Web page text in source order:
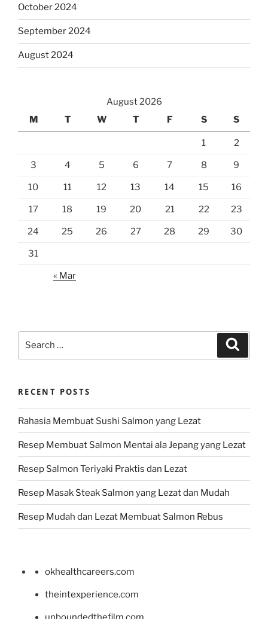
October 2024
September 2024
August 2024
August 2026
M
T W T F S S
1 2
3 4 5 6 7 8 9
10 11 12 13 14 15 16
17 18 19 20 21 22 23
24 25 26 27 28 29 30
31
« Mar
RECENT POSTS
Rahasia Membuat Sushi Salmon yang Lezat
Resep Membuat Salmon Mentai ala Jepang yang Lezat
Resep Salmon Teriyaki Praktis dan Lezat
Resep Masak Steak Salmon yang Lezat dan Mudah
Resep Mudah dan Lezat Membuat Salmon Rebus
okhealthcareers.com
theintexperience.com